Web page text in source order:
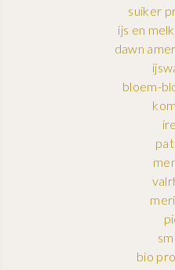
suiker
ijs en
dawn
bloem-
bio